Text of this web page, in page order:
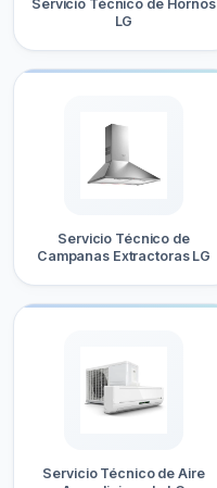
Servicio Técnico de Hornos
LG
Servicio Técnico de
Campanas Extractoras LG
Servicio Técnico de Aire